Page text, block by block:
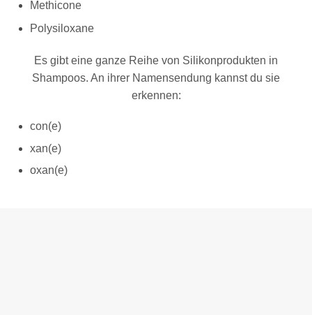
Methicone
Polysiloxane
Es gibt eine ganze Reihe von Silikonprodukten in
Shampoos. An ihrer Namensendung kannst du sie
erkennen:
con(e)
xan(e)
oxan(e)